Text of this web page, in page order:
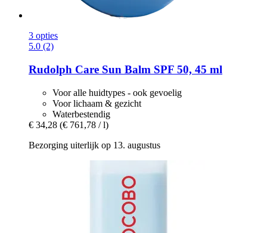
3 opties
5.0 (2)
Rudolph Care Sun Balm SPF 50, 45 ml
Voor alle huidtypes - ook gevoelig
Voor lichaam & gezicht
Waterbestendig
€ 34,28 (€ 761,78 / l)
Bezorging uiterlijk op 13. augustus